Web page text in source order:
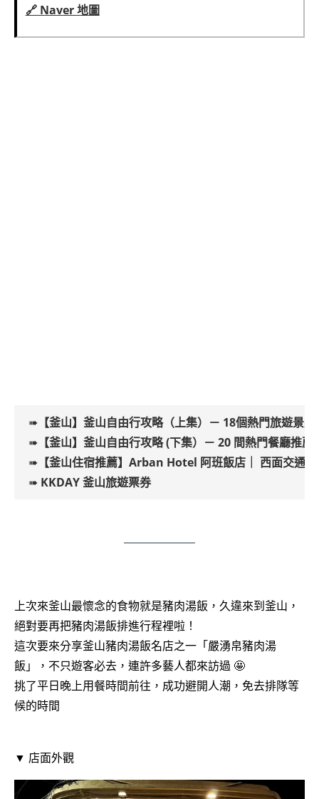
🔗 Naver 地圖
➠ 【釜山】釜山自由行攻略（上集）－ 18個熱門旅遊景
➠ 【釜山】釜山自由行攻略 (下集）－ 20 間熱門餐廳推薦
➠ 【釜山住宿推薦】Arban Hotel 阿班飯店｜ 西面交通
➠ KKDAY 釜山旅遊票券
上次來釜山最懷念的食物就是豬肉湯飯，久違來到釜山，
絕對要再把豬肉湯飯排進行程裡啦！
這次要來分享釜山豬肉湯飯名店之一「嚴湧帛豬肉湯
飯」，不只遊客必去，連許多藝人都來訪過 🤩
挑了平日晚上用餐時間前往，成功避開人潮，免去排隊等
候的時間
▼ 店面外觀